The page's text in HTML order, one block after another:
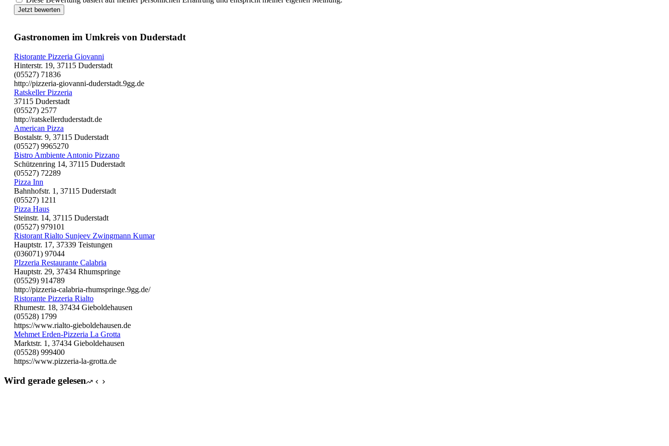
Jetzt bewerten
Gastronomen im Umkreis von Duderstadt
Ristorante Pizzeria Giovanni
Hinterstr. 19, 37115 Duderstadt
(05527) 71836
http://pizzeria-giovanni-duderstadt.9gg.de
Ratskeller Pizzeria
37115 Duderstadt
(05527) 2577
http://ratskellerduderstadt.de
American Pizza
Bostalstr. 9, 37115 Duderstadt
(05527) 9965270
Bistro Ambiente Antonio Pizzano
Schützenring 14, 37115 Duderstadt
(05527) 72289
Pizza Inn
Bahnhofstr. 1, 37115 Duderstadt
(05527) 1211
Pizza Haus
Steinstr. 14, 37115 Duderstadt
(05527) 979101
Ristorant Rialto Sunjeev Zwingmann Kumar
Hauptstr. 17, 37339 Teistungen
(036071) 97044
PIzzeria Restaurante Calabria
Hauptstr. 29, 37434 Rhumspringe
(05529) 914789
http://pizzeria-calabria-rhumspringe.9gg.de/
Ristorante Pizzeria Rialto
Rhumestr. 18, 37434 Gieboldehausen
(05528) 1799
https://www.rialto-gieboldehausen.de
Mehmet Erden-Pizzeria La Grotta
Marktstr. 1, 37434 Gieboldehausen
(05528) 999400
https://www.pizzeria-la-grotta.de
Wird gerade gelesen